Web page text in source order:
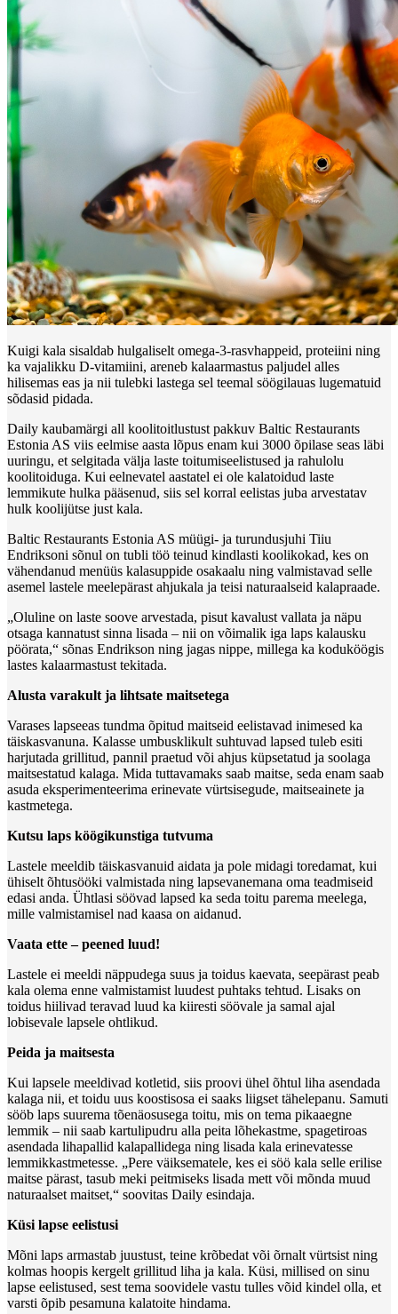
Kuigi kala sisaldab hulgaliselt omega-3-rasvhappeid, proteiini ning
ka vajalikku D-vitamiini, areneb kalaarmastus paljudel alles
hilisemas eas ja nii tulebki lastega sel teemal söögilauas lugematuid
sõdasid pidada.
Daily kaubamärgi all koolitoitlustust pakkuv Baltic Restaurants
Estonia AS viis eelmise aasta lõpus enam kui 3000 õpilase seas läbi
uuringu, et selgitada välja laste toitumiseelistused ja rahulolu
koolitoiduga. Kui eelnevatel aastatel ei ole kalatoidud laste
lemmikute hulka pääsenud, siis sel korral eelistas juba arvestatav
hulk koolijütse just kala.
Baltic Restaurants Estonia AS müügi- ja turundusjuhi Tiiu
Endriksoni sõnul on tubli töö teinud kindlasti koolikokad, kes on
vähendanud menüüs kalasuppide osakaalu ning valmistavad selle
asemel lastele meelepärast ahjukala ja teisi naturaalseid kalapraade.
„Oluline on laste soove arvestada, pisut kavalust vallata ja näpu
otsaga kannatust sinna lisada – nii on võimalik iga laps kalausku
pöörata,“ sõnas Endrikson ning jagas nippe, millega ka koduköögis
lastes kalaarmastust tekitada.
Alusta varakult ja lihtsate maitsetega
Varases lapseeas tundma õpitud maitseid eelistavad inimesed ka
täiskasvanuna. Kalasse umbusklikult suhtuvad lapsed tuleb esiti
harjutada grillitud, pannil praetud või ahjus küpsetatud ja soolaga
maitsestatud kalaga. Mida tuttavamaks saab maitse, seda enam saab
asuda eksperimenteerima erinevate vürtsisegude, maitseainete ja
kastmetega.
Kutsu laps köögikunstiga tutvuma
Lastele meeldib täiskasvanuid aidata ja pole midagi toredamat, kui
ühiselt õhtusööki valmistada ning lapsevanemana oma teadmiseid
edasi anda. Ühtlasi söövad lapsed ka seda toitu parema meelega,
mille valmistamisel nad kaasa on aidanud.
Vaata ette – peened luud!
Lastele ei meeldi näppudega suus ja toidus kaevata, seepärast peab
kala olema enne valmistamist luudest puhtaks tehtud. Lisaks on
toidus hiilivad teravad luud ka kiiresti söövale ja samal ajal
lobisevale lapsele ohtlikud.
Peida ja maitsesta
Kui lapsele meeldivad kotletid, siis proovi ühel õhtul liha asendada
kalaga nii, et toidu uus koostisosa ei saaks liigset tähelepanu. Samuti
sööb laps suurema tõenäosusega toitu, mis on tema pikaaegne
lemmik – nii saab kartulipudru alla peita lõhekastme, spagetiroas
asendada lihapallid kalapallidega ning lisada kala erinevatesse
lemmikkastmetesse. „Pere väiksematele, kes ei söö kala selle erilise
maitse pärast, tasub meki peitmiseks lisada mett või mõnda muud
naturaalset maitset,“ soovitas Daily esindaja.
Küsi lapse eelistusi
Mõni laps armastab juustust, teine krõbedat või õrnalt vürtsist ning
kolmas hoopis kergelt grillitud liha ja kala. Küsi, millised on sinu
lapse eelistused, sest tema soovidele vastu tulles võid kindel olla, et
varsti õpib pesamuna kalatoite hindama.